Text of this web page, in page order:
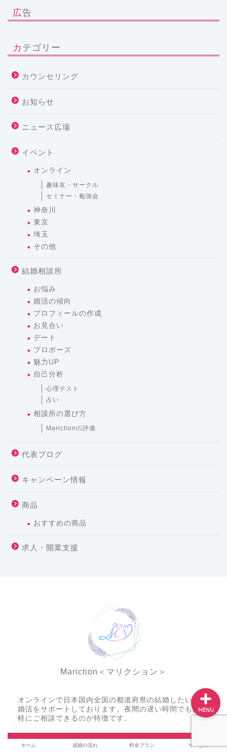
広告
カテゴリー
カウンセリング
お知らせ
ニュース広場
イベント
オンライン
趣味友・サークル
セミナー・勉強会
神奈川
東京
埼玉
その他
結婚相談所
お悩み
婚活の傾向
プロフィールの作成
お見合い
デート
プロポーズ
魅力UP
自己分析
心理テスト
占い
相談所の選び方
Marictionの評価
代表ブログ
キャンペーン情報
商品
おすすめの商品
求人・開業支援
Mariction＜マリクション＞
オンラインで日本国内全国の都道府県の結婚したい人の
婚活をサポートしております。夜間の遅い時間でもお気
軽にご相談できるのが特徴です。
＼ Follow me ／
ホーム 成婚の流れ 料金プラン サービス
MENU
料金プラン